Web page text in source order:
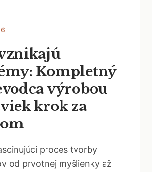
Kompletný
výrobou
krok za
proces tvorby
od prvotnej myšlienky až